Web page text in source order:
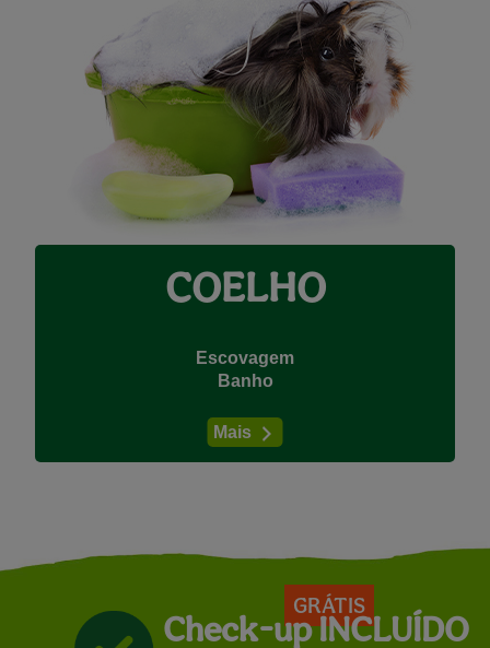
COELHO
Escovagem
Banho
Mais
Check-up INCLUÍDO
GRÁTIS